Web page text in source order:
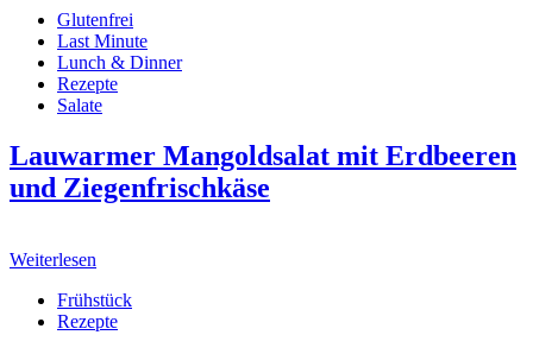
Glutenfrei
Last Minute
Lunch & Dinner
Rezepte
Salate
Lauwarmer Mangoldsalat mit Erdbeeren
und Ziegenfrischkäse
Weiterlesen
Frühstück
Rezepte